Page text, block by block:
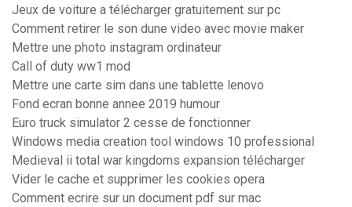
Jeux de voiture a télécharger gratuitement sur pc
Comment retirer le son dune video avec movie maker
Mettre une photo instagram ordinateur
Call of duty ww1 mod
Mettre une carte sim dans une tablette lenovo
Fond ecran bonne annee 2019 humour
Euro truck simulator 2 cesse de fonctionner
Windows media creation tool windows 10 professional
Medieval ii total war kingdoms expansion télécharger
Vider le cache et supprimer les cookies opera
Comment ecrire sur un document pdf sur mac